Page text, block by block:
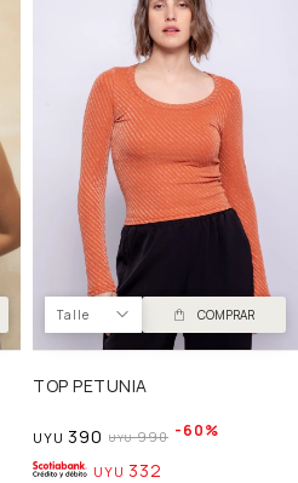
Talle COMPRAR
TOP PETUNIA
UYU 390 UYU 990 60
UYU 332